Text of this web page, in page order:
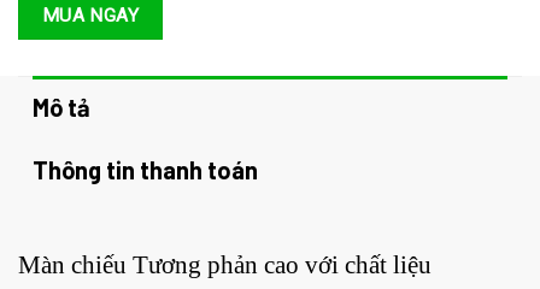
MUA NGAY
Mô tả
Thông tin thanh toán
Màn chiếu Tương phản cao với chất liệu